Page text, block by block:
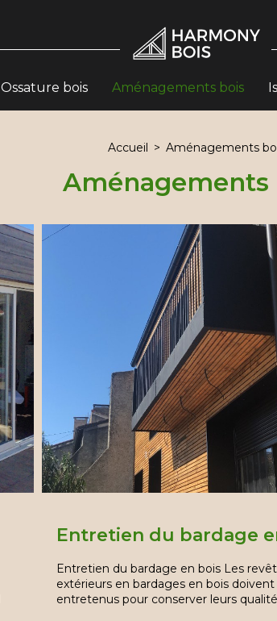
Ossature bois Aménagements bois
Accueil Aménagements
Aménagements
Entretien du bardage
Entretien du bardage en bois Les
extérieurs en bardages en bois
entretenus pour conserver leurs